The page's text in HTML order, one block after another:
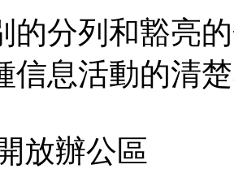
的分列和豁亮
信息活動的清
放辦公區